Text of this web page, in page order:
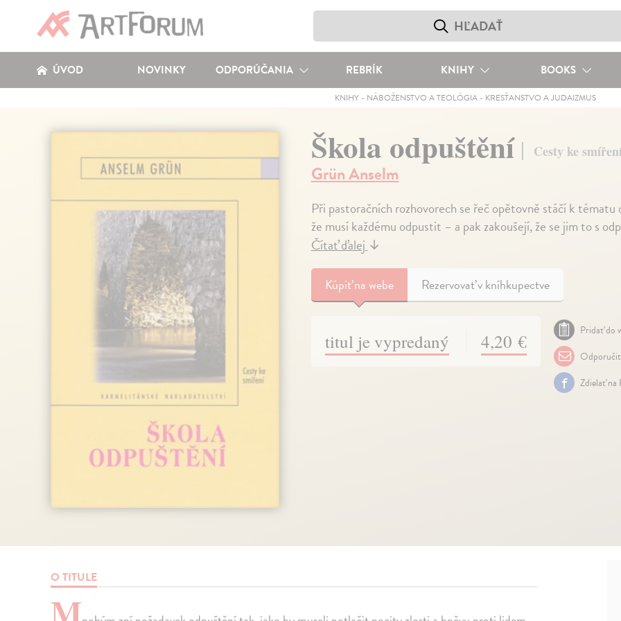
ÚVOD NOVINKY ODPORÚČANIA REBRÍK KNIHY BOOKS
KNIHY - NÁBOŽENSTVO A TEOLÓGIA - KRESŤANSTVO A JUDAIZMUS
Škola odpuštění Cesty ke
Grün Anselm
Při pastoračních rozhovorech se řeč opětovně stáčí k
že musí každému odpustit – a pak zakoušejí, že se jim to s
Čítať ďalej↓
Kúpiťna webe Rezervovať v kníhkupectve
titul je vypredaný 4,20 €
Pridať do
Zdielať na
O TITULE
M